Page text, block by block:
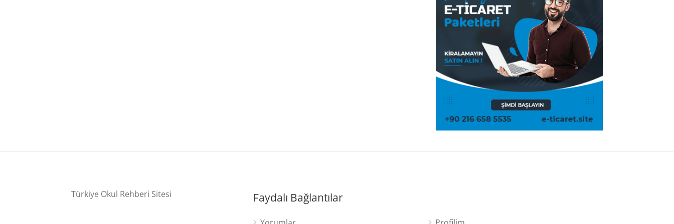
Türkiye Okul Rehberi Sitesi Faydalı Bağlantılar